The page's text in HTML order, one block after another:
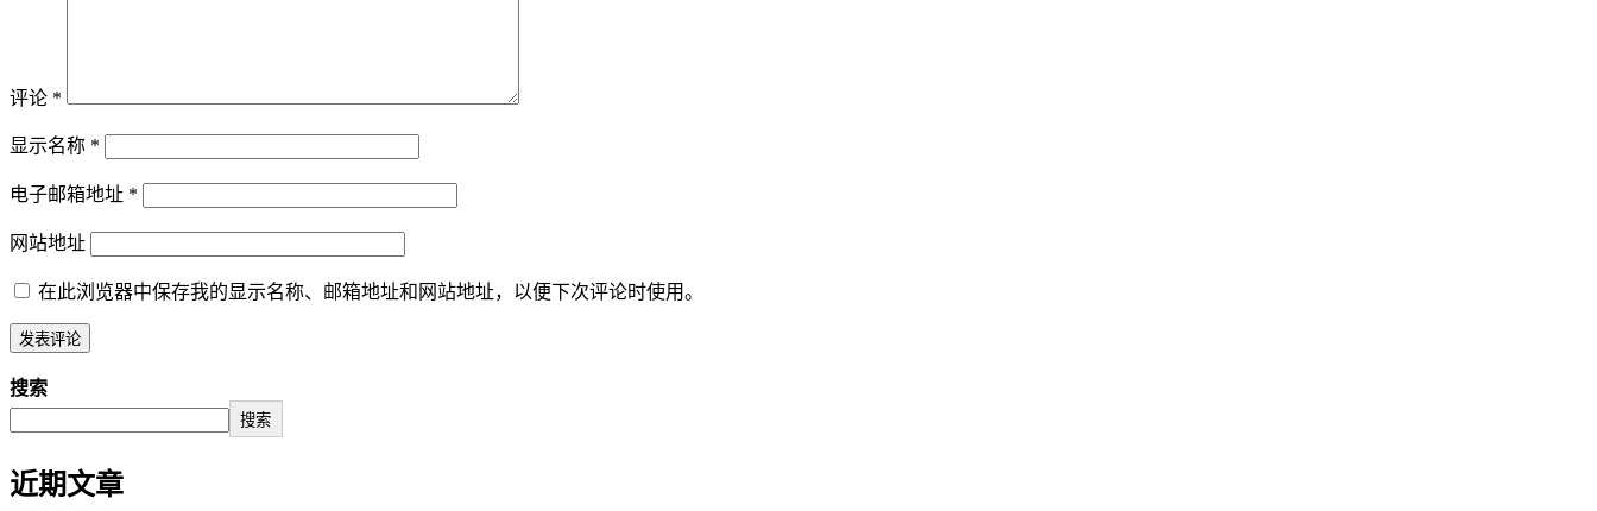
评论 *
显示名称 *
电子邮箱地址 *
网站地址
在此浏览器中保存我的显示名称、邮箱地址和网站地址，以便下次评论时使用。
搜索
搜索
近期文章